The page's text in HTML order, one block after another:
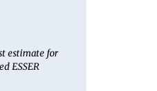
estimate for
ESSER